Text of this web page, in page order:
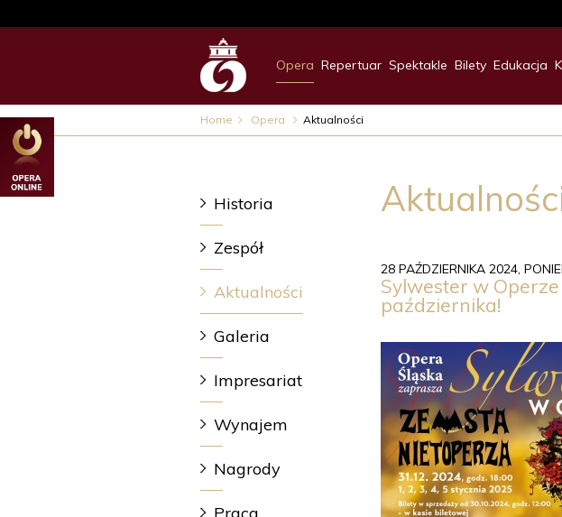
Opera Repertuar Spektakle Bilety Edukacja
Home Opera Aktualności
Historia
Zespół
Aktualności
Galeria
Impresariat
Wynajem
Nagrody
28 PAŹDZIERNIKA 2024,
Sylwester w
października!